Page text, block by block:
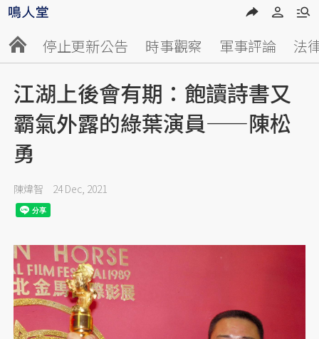
停止更新公告 時事觀察 軍事評論 法
江湖上後會有期：飽讀詩書又
霸氣外露的綠葉演員——陳松
勇
陳煒智 24 Dec, 2021